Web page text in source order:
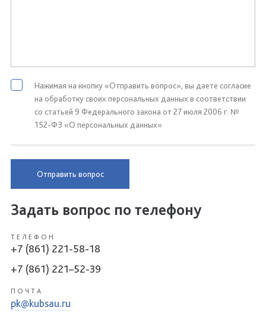
Нажимая на кнопку «Отправить вопрос», вы даете согласие
на обработку своих персональных данных в соответствии
со статьей 9 Федерального закона от 27 июля 2006 г. №
152-ФЗ «О персональных данных»
Отправить вопрос
Задать вопрос по телефону
ТЕЛЕФОН
+7 (861) 221-58-18
+7 (861) 221–52-39
ПОЧТА
pk@kubsau.ru